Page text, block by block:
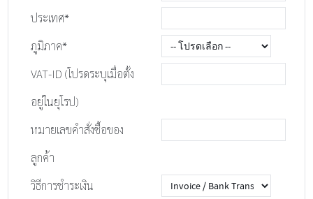
ประเทศ*
ภูมิภาค*
VAT-ID (โปรดระบุเมื่อตั้ง
อยู่ในยุโรป)
หมายเลขคำสั่งซื้อของ
ลูกค้า
วิธีการชำระเงิน